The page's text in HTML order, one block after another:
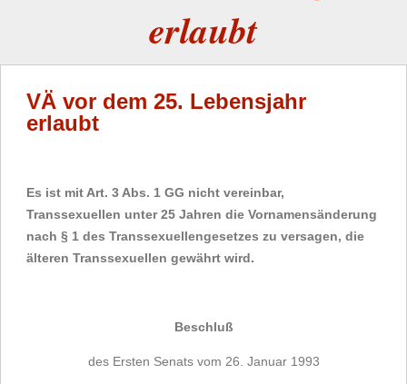
erlaubt
VÄ vor dem 25. Lebensjahr
erlaubt
Es ist mit Art. 3 Abs. 1 GG nicht vereinbar,
Transsexuellen unter 25 Jahren die Vornamensänderung
nach § 1 des Transsexuellengesetzes zu versagen, die
älteren Transsexuellen gewährt wird.
Beschluß
des Ersten Senats vom 26. Januar 1993